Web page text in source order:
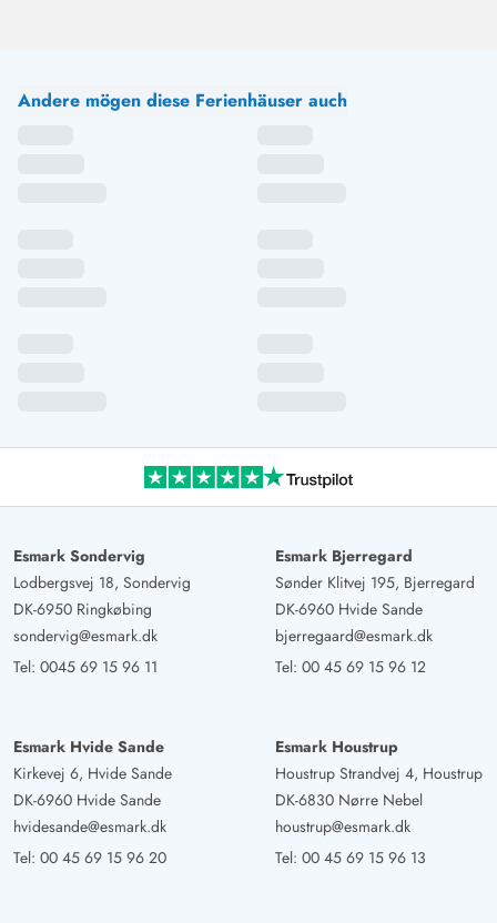
Andere mögen diese Ferienhäuser auch
Esmark Sondervig
Lodbergsvej 18, Sondervig
DK-6950 Ringkøbing
sondervig@esmark.dk
Tel: 0045 69 15 96 11
Esmark Bjerregard
Sønder Klitvej 195, Bjerregard
DK-6960 Hvide Sande
bjerregaard@esmark.dk
Tel: 00 45 69 15 96 12
Esmark Hvide Sande
Kirkevej 6, Hvide Sande
DK-6960 Hvide Sande
hvidesande@esmark.dk
Tel: 00 45 69 15 96 20
Esmark Houstrup
Houstrup Strandvej 4, Houstrup
DK-6830 Nørre Nebel
houstrup@esmark.dk
Tel: 00 45 69 15 96 13